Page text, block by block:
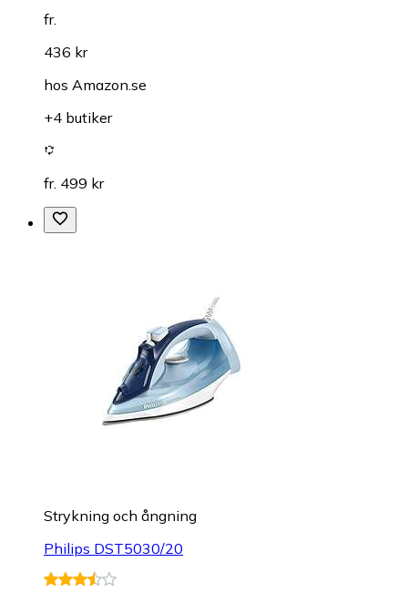
fr.
436 kr
hos Amazon.se
+4 butiker
fr. 499 kr
Strykning och ångning
Philips DST5030/20